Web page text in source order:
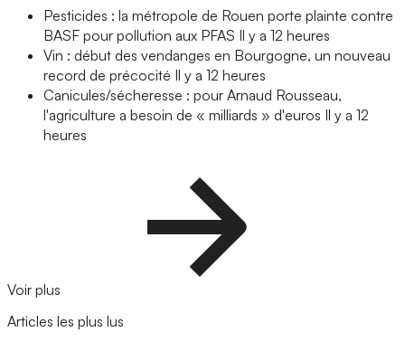
Pesticides : la métropole de Rouen porte plainte contre
BASF pour pollution aux PFAS Il y a 12 heures
Vin : début des vendanges en Bourgogne, un nouveau
record de précocité Il y a 12 heures
Canicules/sécheresse : pour Arnaud Rousseau,
l'agriculture a besoin de « milliards » d'euros Il y a 12
heures
Voir plus
Articles les plus lus